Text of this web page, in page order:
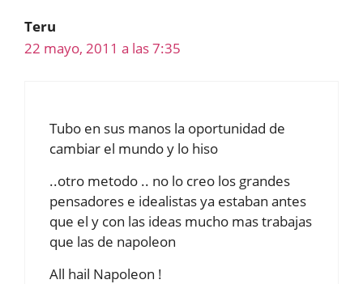
Teru
22 mayo, 2011 a las 7:35
Tubo en sus manos la oportunidad de
cambiar el mundo y lo hiso
..otro metodo .. no lo creo los grandes
pensadores e idealistas ya estaban antes
que el y con las ideas mucho mas trabajas
que las de napoleon
All hail Napoleon !